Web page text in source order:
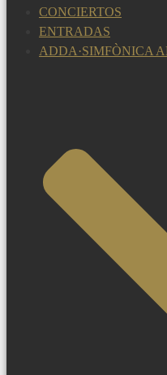
CONCIERTOS
ENTRADAS
ADDA·SIMFÒNICA